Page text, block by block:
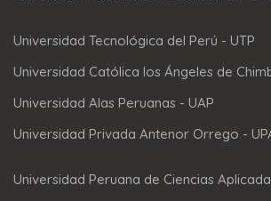
Universidad Tecnológica del Perú - UTP
Universidad Católica los Ángeles de
Universidad Alas Peruanas - UAP
Universidad Privada Antenor Orrego -
Universidad Peruana de Ciencias